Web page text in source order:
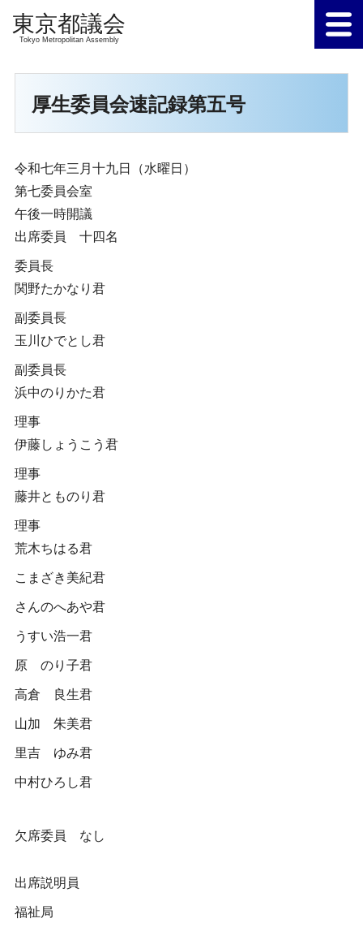
Tokyo Metropolitan Assembly
厚生委員会速記録第五号
令和七年三月十九日（水曜日）
第七委員会室
午後一時開議
出席委員 十四名
委員長
関野たかなり君
副委員長
玉川ひでとし君
副委員長
浜中のりかた君
理事
伊藤しょうこう君
理事
藤井とものり君
理事
荒木ちはる君
こまざき美紀君
さんのへあや君
うすい浩一君
原 のり子君
高倉 良生君
山加 朱美君
里吉 ゆみ君
中村ひろし君
欠席委員 なし
出席説明員
福祉局